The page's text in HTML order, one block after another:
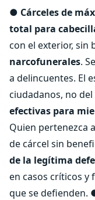
● Cárceles de
total para
con el exterior, sin
narcofunerales.
a delincuentes. El
ciudadanos, no
efectivas para
Quien pertenezca
de cárcel sin
de la legítima
en casos críticos y
que se defienden.